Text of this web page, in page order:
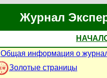
Журнал
Общая информация о
Золотые страницы